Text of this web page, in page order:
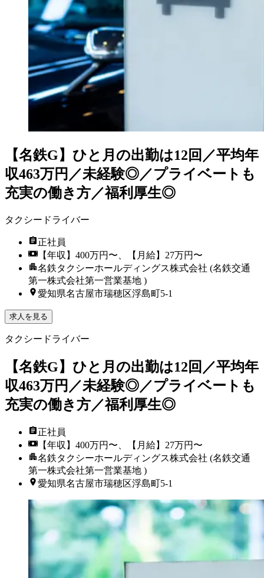
【名鉄G】ひと月の出勤は12回／平均年
収463万円／未経験◎／プライベートも
充実の働き方／福利厚生◎
タクシードライバー
正社員
【年収】400万円〜、【月給】27万円〜
名鉄タクシーホールディングス株式会社 (名鉄交通
第一株式会社第一営業基地 )
愛知県名古屋市瑞穂区浮島町5-1
求人を見る
タクシードライバー
【名鉄G】ひと月の出勤は12回／平均年
収463万円／未経験◎／プライベートも
充実の働き方／福利厚生◎
正社員
【年収】400万円〜、【月給】27万円〜
名鉄タクシーホールディングス株式会社 (名鉄交通
第一株式会社第一営業基地 )
愛知県名古屋市瑞穂区浮島町5-1